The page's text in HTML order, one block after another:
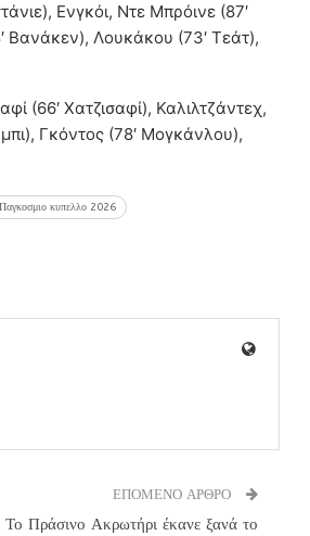
Ενγκόι, Ντε Μπρόινε (87′
Βανάκεν), Λουκάκου (73′ Τεάτ),
(66′ Χατζισαφί), Καλιλτζάντεχ,
Γκόντος (78′ Μογκάνλου),
Παγκοσμιο κυπελλο 2026
ΕΠΟΜΕΝΟ ΑΡΘΡΟ
Πράσινο Ακρωτήρι έκανε ξανά το